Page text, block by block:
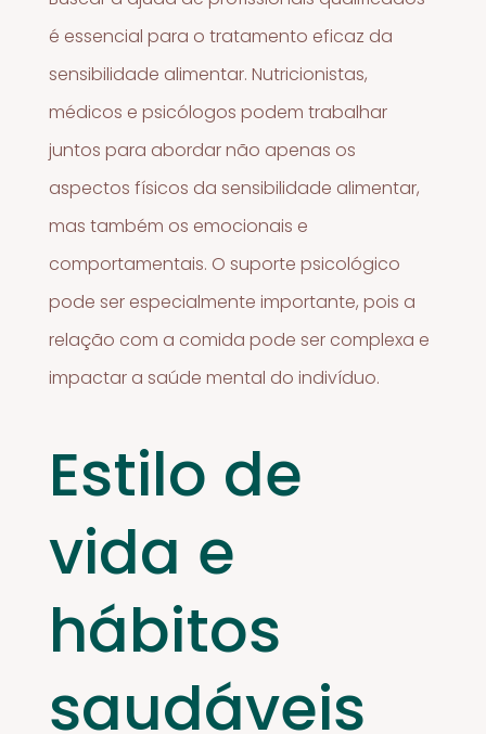
é essencial para o tratamento eficaz da
sensibilidade alimentar. Nutricionistas,
médicos e psicólogos podem trabalhar
juntos para abordar não apenas os
aspectos físicos da sensibilidade alimentar,
mas também os emocionais e
comportamentais. O suporte psicológico
pode ser especialmente importante, pois a
relação com a comida pode ser complexa e
impactar a saúde mental do indivíduo.
Estilo de
vida e
hábitos
saudáveis